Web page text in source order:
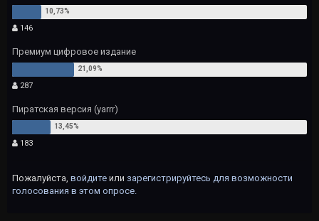
146
Премиум цифровое издание
287
Пиратская версия (yarrr)
183
Пожалуйста, войдите или зарегистрируйтесь для возможности
голосования в этом опросе.